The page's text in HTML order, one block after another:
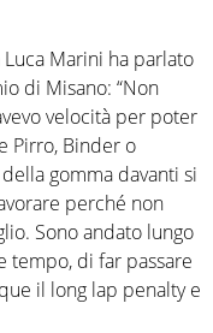
Marini ha parlato
di Misano: “Non
velocità per poter
Pirro, Binder o
gomma davanti si
perché non
Sono andato lungo
tempo, di far passare
il long lap penalty e